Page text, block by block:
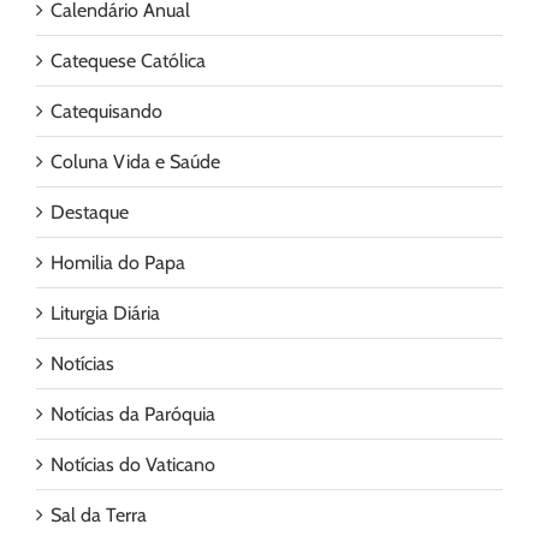
Calendário Anual
Catequese Católica
Catequisando
Coluna Vida e Saúde
Destaque
Homilia do Papa
Liturgia Diária
Notícias
Notícias da Paróquia
Notícias do Vaticano
Sal da Terra